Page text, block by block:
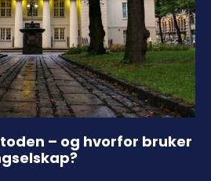
– og hvorfor bruker